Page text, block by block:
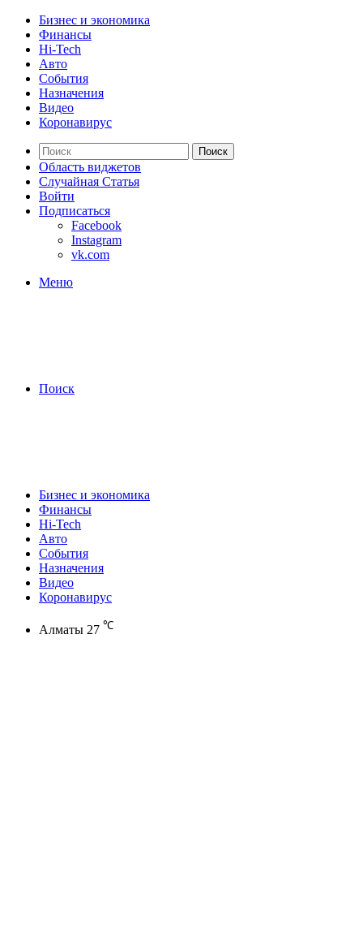
Бизнес и экономика
Финансы
Hi-Tech
Авто
События
Назначения
Видео
Коронавирус
Поиск
Область виджетов
Случайная Статья
Войти
Подписаться
Facebook
Instagram
vk.com
Меню
Поиск
Бизнес и экономика
Финансы
Hi-Tech
Авто
События
Назначения
Видео
Коронавирус
Алматы 27 ℃